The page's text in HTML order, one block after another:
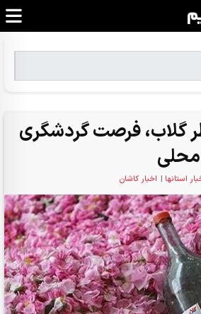
گلاب، فرصت گردشگری
محلی
استانها | اخبار کاشان